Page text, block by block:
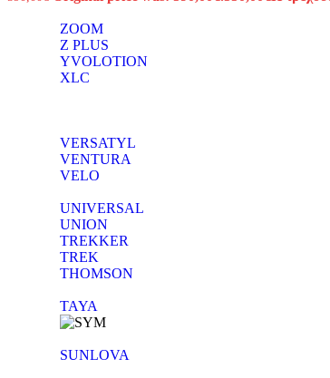
ZOOM
Z PLUS
YVOLOTION
XLC
VERSATYL
VENTURA
VELO
UNIVERSAL
UNION
TREKKER
TREK
THOMSON
TAYA
SUNLOVA